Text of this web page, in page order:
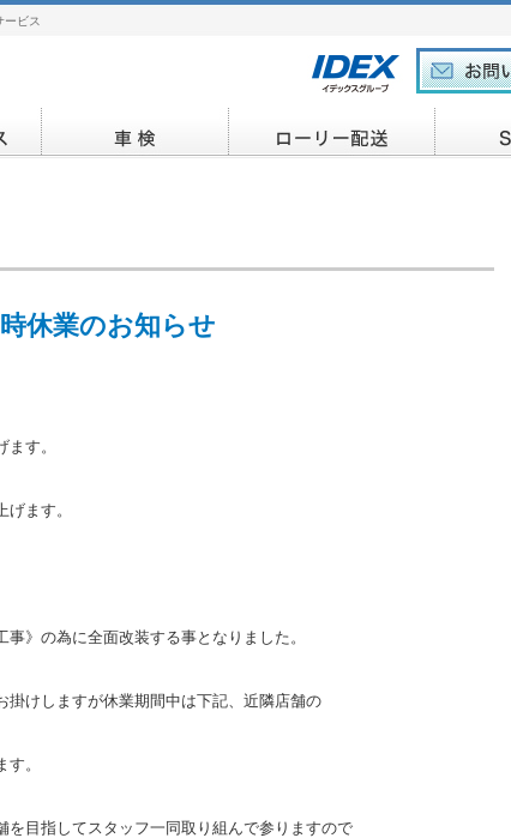
ービス
休業のお知らせ
す。
ます。
》の為に全面改装する事となりました。
けしますが休業期間中は下記、近隣店舗の
。
目指してスタッフ一同取り組んで参りますので